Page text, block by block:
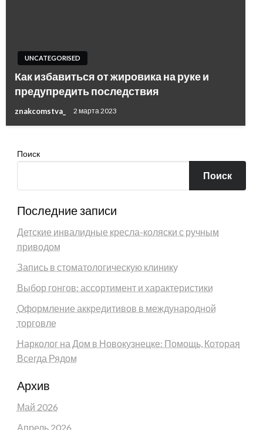
UNCATEGORISED
Как избавиться от жировика на руке и
предупредить последствия
znakcomstva_ 2 марта 2023
Поиск
Поиск
Последние записи
Детские инвалидные кресла-коляски с ручным
приводом
Запись в стоматологическую клинику
Выбор гонгов: ассортимент и характеристики
Оформление аккредитивов в международной
торговле
Нарколог на Дом в Новокузнецке: Помощь, Которая
Всегда Рядом
Архив
Май 2026
Апрель 2026